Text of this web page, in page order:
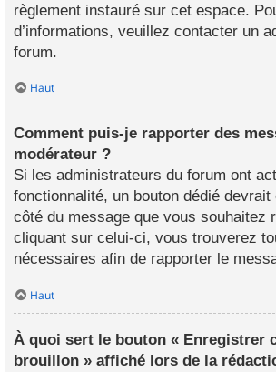
règlement instauré sur cet espace.
d’informations, veuillez contacter un
forum.
Haut
Comment puis-je rapporter des
modérateur ?
Si les administrateurs du forum ont
fonctionnalité, un bouton dédié
côté du message que vous souhaitez
cliquant sur celui-ci, vous trouverez
nécessaires afin de rapporter le
Haut
À quoi sert le bouton « Enregistrer
brouillon » affiché lors de la